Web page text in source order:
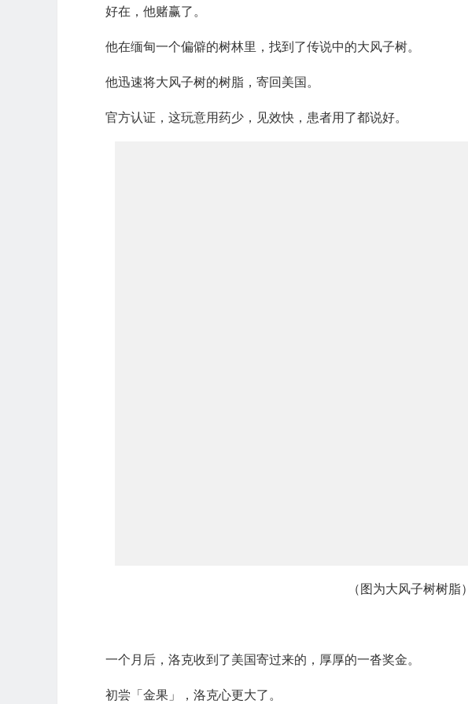
好在，他赌赢了。
他在缅甸一个偏僻的树林里，找到了传说中的大风子树。
他迅速将大风子树的树脂，寄回美国。
官方认证，这玩意用药少，见效快，患者用了都说好。
（图为大风子树树脂）
一个月后，洛克收到了美国寄过来的，厚厚的一沓奖金。
初尝「金果」，洛克心更大了。